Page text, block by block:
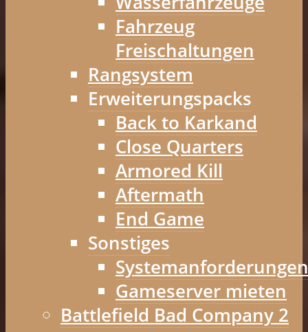
Fahrzeug
Freischaltungen
Rangsystem
Erweiterungspacks
Back to Karkand
Close Quarters
Armored Kill
Aftermath
End Game
Sonstiges
Systemanforderungen
Gameserver mieten
Battlefield Bad Company 2